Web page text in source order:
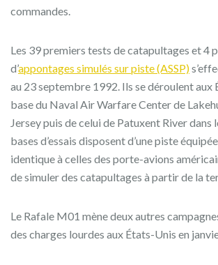
commandes.
Les 39 premiers tests de catapultages et4
d’appontages simulés sur piste (ASSP)
au 23 septembre 1992. Ils se déroulent aux
base du Naval Air Warfare Center de
Jersey puis de celui de Patuxent River dans
bases d’essais disposent d’une piste
identique à celles des porte-avions
de simuler des catapultages à partir de la
Le Rafale M01 mène deux autres
des charges lourdes aux États-Unis en